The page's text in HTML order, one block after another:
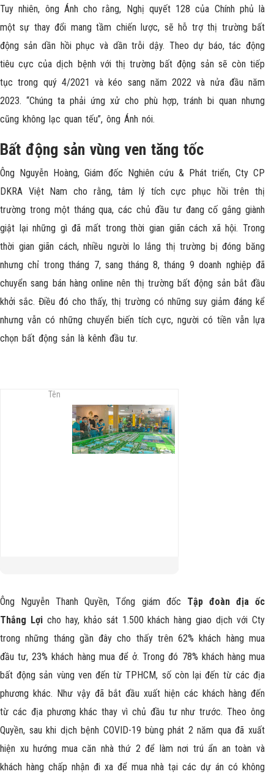
Tuy nhiên, ông Ánh cho rằng, Nghị quyết 128 của Chính phủ là
một sự thay đổi mang tầm chiến lược, sẽ hỗ trợ thị trường bất
động sản dần hồi phục và dần trỗi dậy. Theo dự báo, tác động
tiêu cực của dịch bệnh với thị trường bất động sản sẽ còn tiếp
tục trong quý 4/2021 và kéo sang năm 2022 và nửa đầu năm
2023. “Chúng ta phải ứng xử cho phù hợp, tránh bi quan nhưng
cũng không lạc quan tếu”, ông Ánh nói.
Bất động sản vùng ven tăng tốc
Ông Nguyễn Hoàng, Giám đốc Nghiên cứu & Phát triển, Cty CP
DKRA Việt Nam cho rằng, tâm lý tích cực phục hồi trên thị
trường trong một tháng qua, các chủ đầu tư đang cố gắng giành
giật lại những gì đã mất trong thời gian giãn cách xã hội. Trong
thời gian giãn cách, nhiều người lo lắng thị trường bị đóng băng
nhưng chỉ trong tháng 7, sang tháng 8, tháng 9 doanh nghiệp đã
chuyển sang bán hàng online nên thị trường bất động sản bắt đầu
khởi sắc. Điều đó cho thấy, thị trường có những suy giảm đáng kể
nhưng vẫn có những chuyển biến tích cực, người có tiền vẫn lựa
chọn bất động sản là kênh đầu tư.
thu hút khách hàng
Ông Nguyễn Thanh Quyền, Tổng giám đốc Tập đoàn địa ốc
Thắng Lợicho hay, khảo sát 1.500 khách hàng giao dịch với Cty
trong những tháng gần đây cho thấy trên 62% khách hàng mua
đầu tư, 23% khách hàng mua để ở. Trong đó 78% khách hàng mua
bất động sản vùng ven đến từ TPHCM, số còn lại đến từ các địa
phương khác. Như vậy đã bắt đầu xuất hiện các khách hàng đến
từ các địa phương khác thay vì chủ đầu tư như trước. Theo ông
Quyền, sau khi dịch bệnh COVID-19 bùng phát 2 năm qua đã xuất
hiện xu hướng mua căn nhà thứ 2 để làm nơi trú ẩn an toàn và
khách hàng chấp nhận đi xa để mua nhà tại các dự án có không